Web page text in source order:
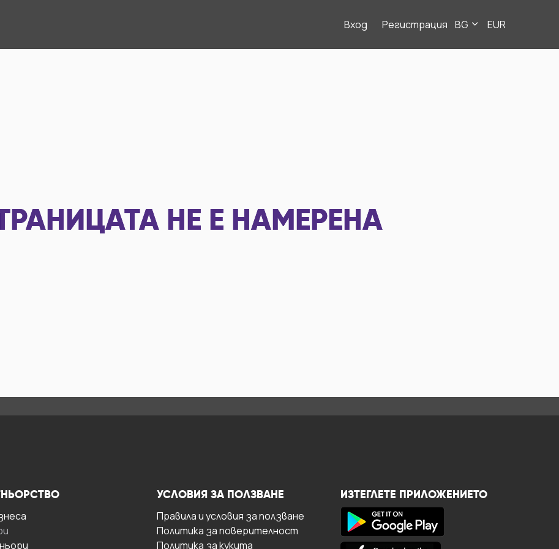
Вход Регистрация BG EUR
НЕ Е НАМЕРЕНА
УСЛОВИЯ ЗА ПОЛЗВАНЕ
Правила и условия за ползване
Политика за поверителност
Политика за кукита
ИЗТЕГЛЕТЕ ПРИЛОЖЕНИЕТО